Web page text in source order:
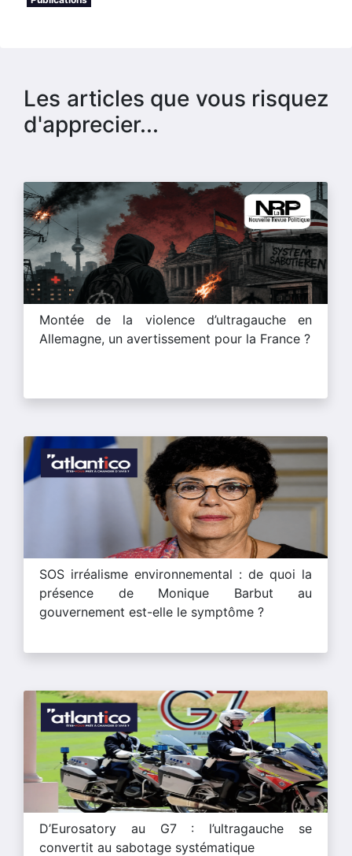
Les articles que vous risquez
d'apprecier...
Montée de la violence d’ultragauche en
Allemagne, un avertissement pour la France ?
SOS irréalisme environnemental : de quoi la
présence de Monique Barbut au
gouvernement est-elle le symptôme ?
D’Eurosatory au G7 : l’ultragauche se
convertit au sabotage systématique